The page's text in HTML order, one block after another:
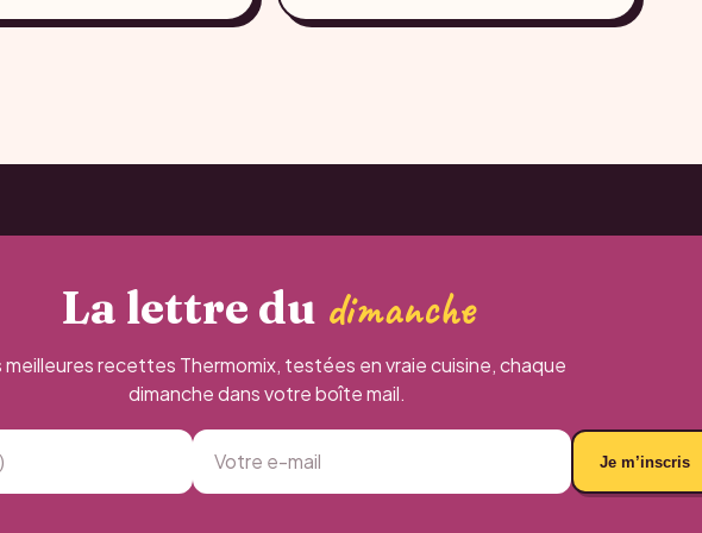
La lettre du dimanche
meilleures recettes Thermomix, testées en vraie cuisine, chaque
dimanche dans votre boîte mail.
Je m’inscris